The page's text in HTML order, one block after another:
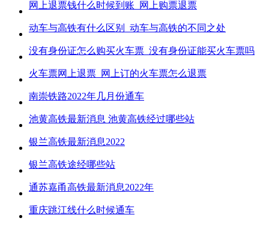
网上退票钱什么时候到账_网上购票退票
动车与高铁有什么区别_动车与高铁的不同之处
没有身份证怎么购买火车票_没有身份证能买火车票吗
火车票网上退票_网上订的火车票怎么退票
南崇铁路2022年几月份通车
池黄高铁最新消息 池黄高铁经过哪些站
银兰高铁最新消息2022
银兰高铁途经哪些站
通苏嘉甬高铁最新消息2022年
重庆跳江线什么时候通车